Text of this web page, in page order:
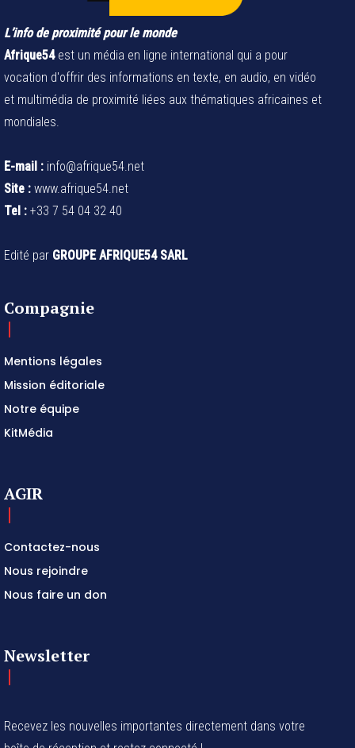
L’info de proximité pour le monde
Afrique54est un média en ligne international qui a pour
vocation d'offrir des informations en texte, en audio, en vidéo
et multimédia de proximité liées aux thématiques africaines et
mondiales.
E-mail : info@afrique54.net
Site : www.afrique54.net
Tel : +33 7 54 04 32 40
Edité par GROUPE AFRIQUE54 SARL
Compagnie
Mentions légales
Mission éditoriale
Notre équipe
KitMédia
AGIR
Contactez-nous
Nous rejoindre
Nous faire un don
Newsletter
Recevez les nouvelles importantes directement dans votre